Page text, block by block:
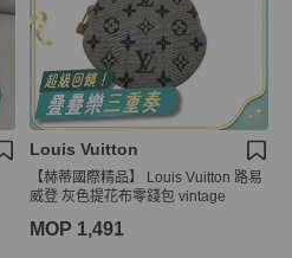
Louis Vuitton
【赫蒂國際精品】 Louis Vuitton 路易
威登 灰色提花布零錢包 vintage
MOP 1,491